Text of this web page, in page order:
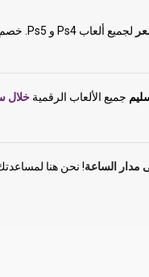
لجميع ألعاب Ps4 و Ps5. خصم يصل إلى
جميع الألعاب الرقمية خلال
مدار الساعة! نحن هنا